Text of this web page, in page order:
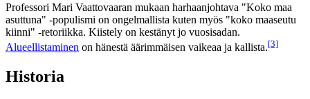
Professori Mari Vaattovaaran mukaan harhaanjohtava "Koko maa
asuttuna" -populismi on ongelmallista kuten myös "koko maaseutu
kiinni" -retoriikka. Kiistely on kestänyt jo vuosisadan.
Alueellistaminen on hänestä äärimmäisen vaikeaa ja kallista.[3]
Historia